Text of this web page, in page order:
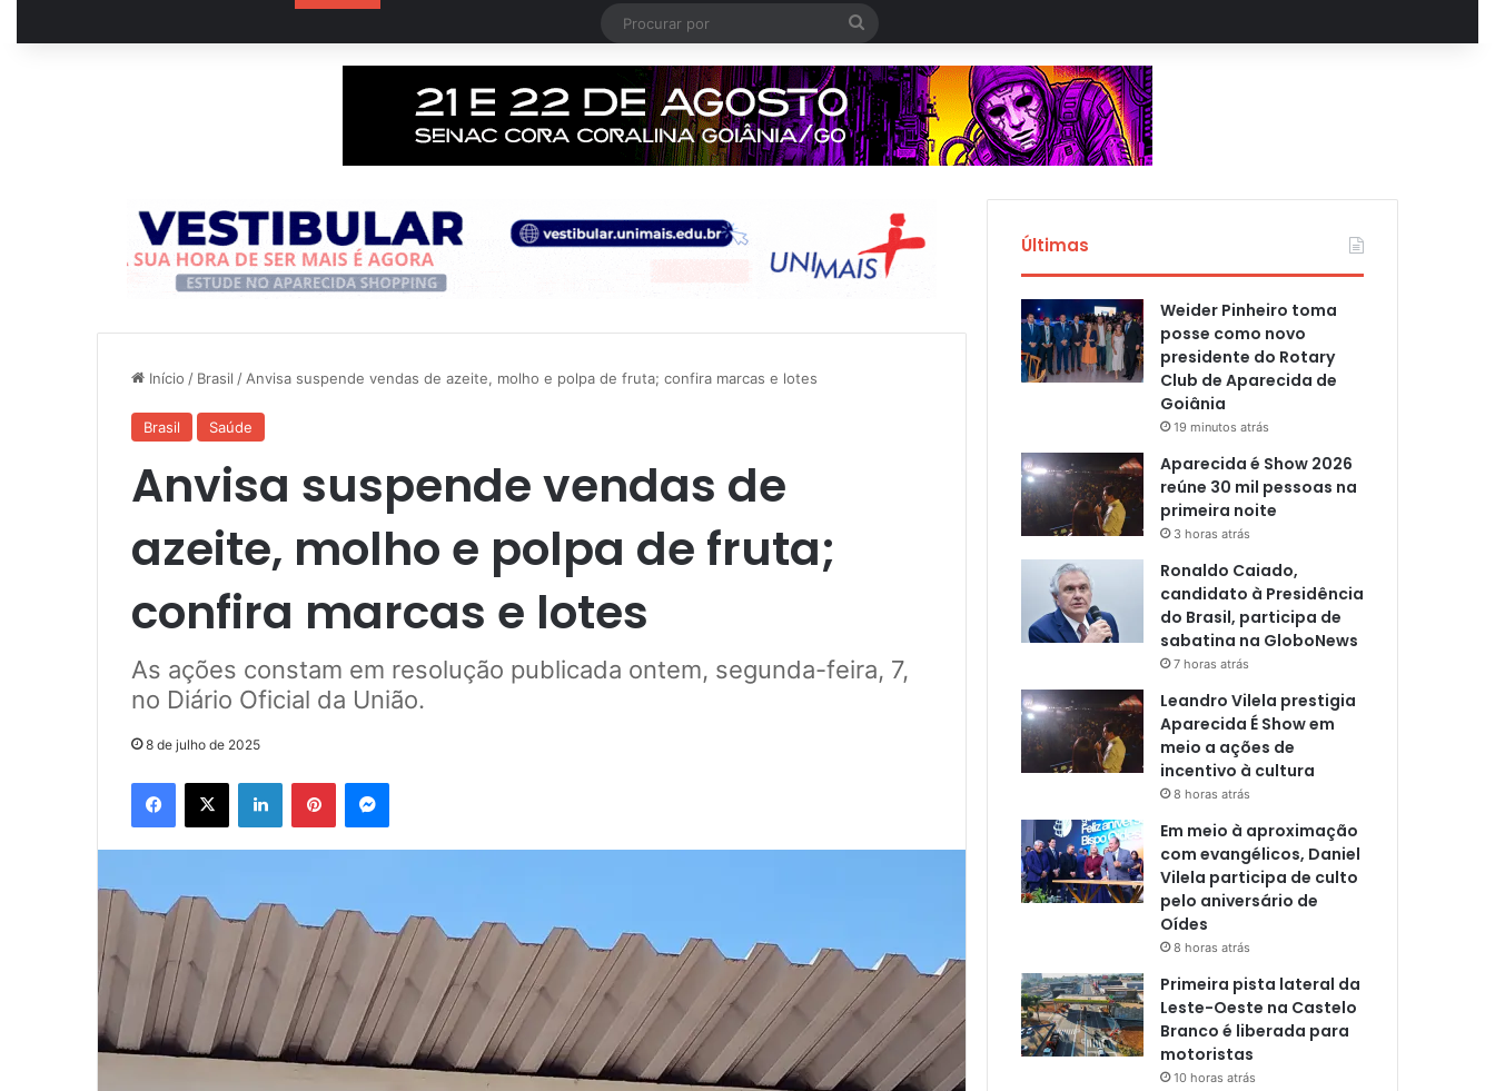
Procurar
por
Início / Brasil / Anvisa suspende vendas de azeite, molho e polpa de fruta; confira marcas e lotes
Brasil Saúde
Anvisa suspende vendas de
azeite, molho e polpa de fruta;
confira marcas e lotes
As ações constam em resolução publicada ontem, segunda-feira, 7,
no Diário Oficial da União.
8 de julho de 2025
Facebook
X LinkedinPinterestMessenger
Últimas
Weider Pinheiro toma
posse como novo
presidente do Rotary
Club de Aparecida de
Goiânia
19 minutos atrás
Aparecida é Show 2026
reúne 30 mil pessoas na
primeira noite
3 horas atrás
Ronaldo Caiado,
candidato à Presidência
do Brasil, participa de
sabatina na GloboNews
7 horas atrás
Leandro Vilela prestigia
Aparecida É Show em
meio a ações de
incentivo à cultura
8 horas atrás
Em meio à aproximação
com evangélicos, Daniel
Vilela participa de culto
pelo aniversário de
Oídes
8 horas atrás
Primeira pista lateral da
Leste-Oeste na Castelo
Branco é liberada para
motoristas
10 horas atrás